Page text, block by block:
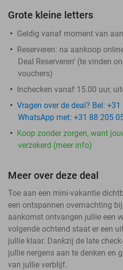
Grote kleine letters
Geldig vanaf moment van
Reserveren: na aankoop
Deal Reserveren' (te vinden
vouchers)
Inchecken vanaf 15.00 uur,
Vragen over de deal? Bel:
WhatsApp met: +31 88 205
Koop zonder zorgen, want
verzekerd (meer info)
Meer over deze deal
Toe aan een mini-vakantie
een ontspannen overnachting
aankomst ontvangen jullie een
volgende ochtend staat er een
jullie klaar. Dankzij de late
jullie nergens aan te denken en
van jullie verblijf.